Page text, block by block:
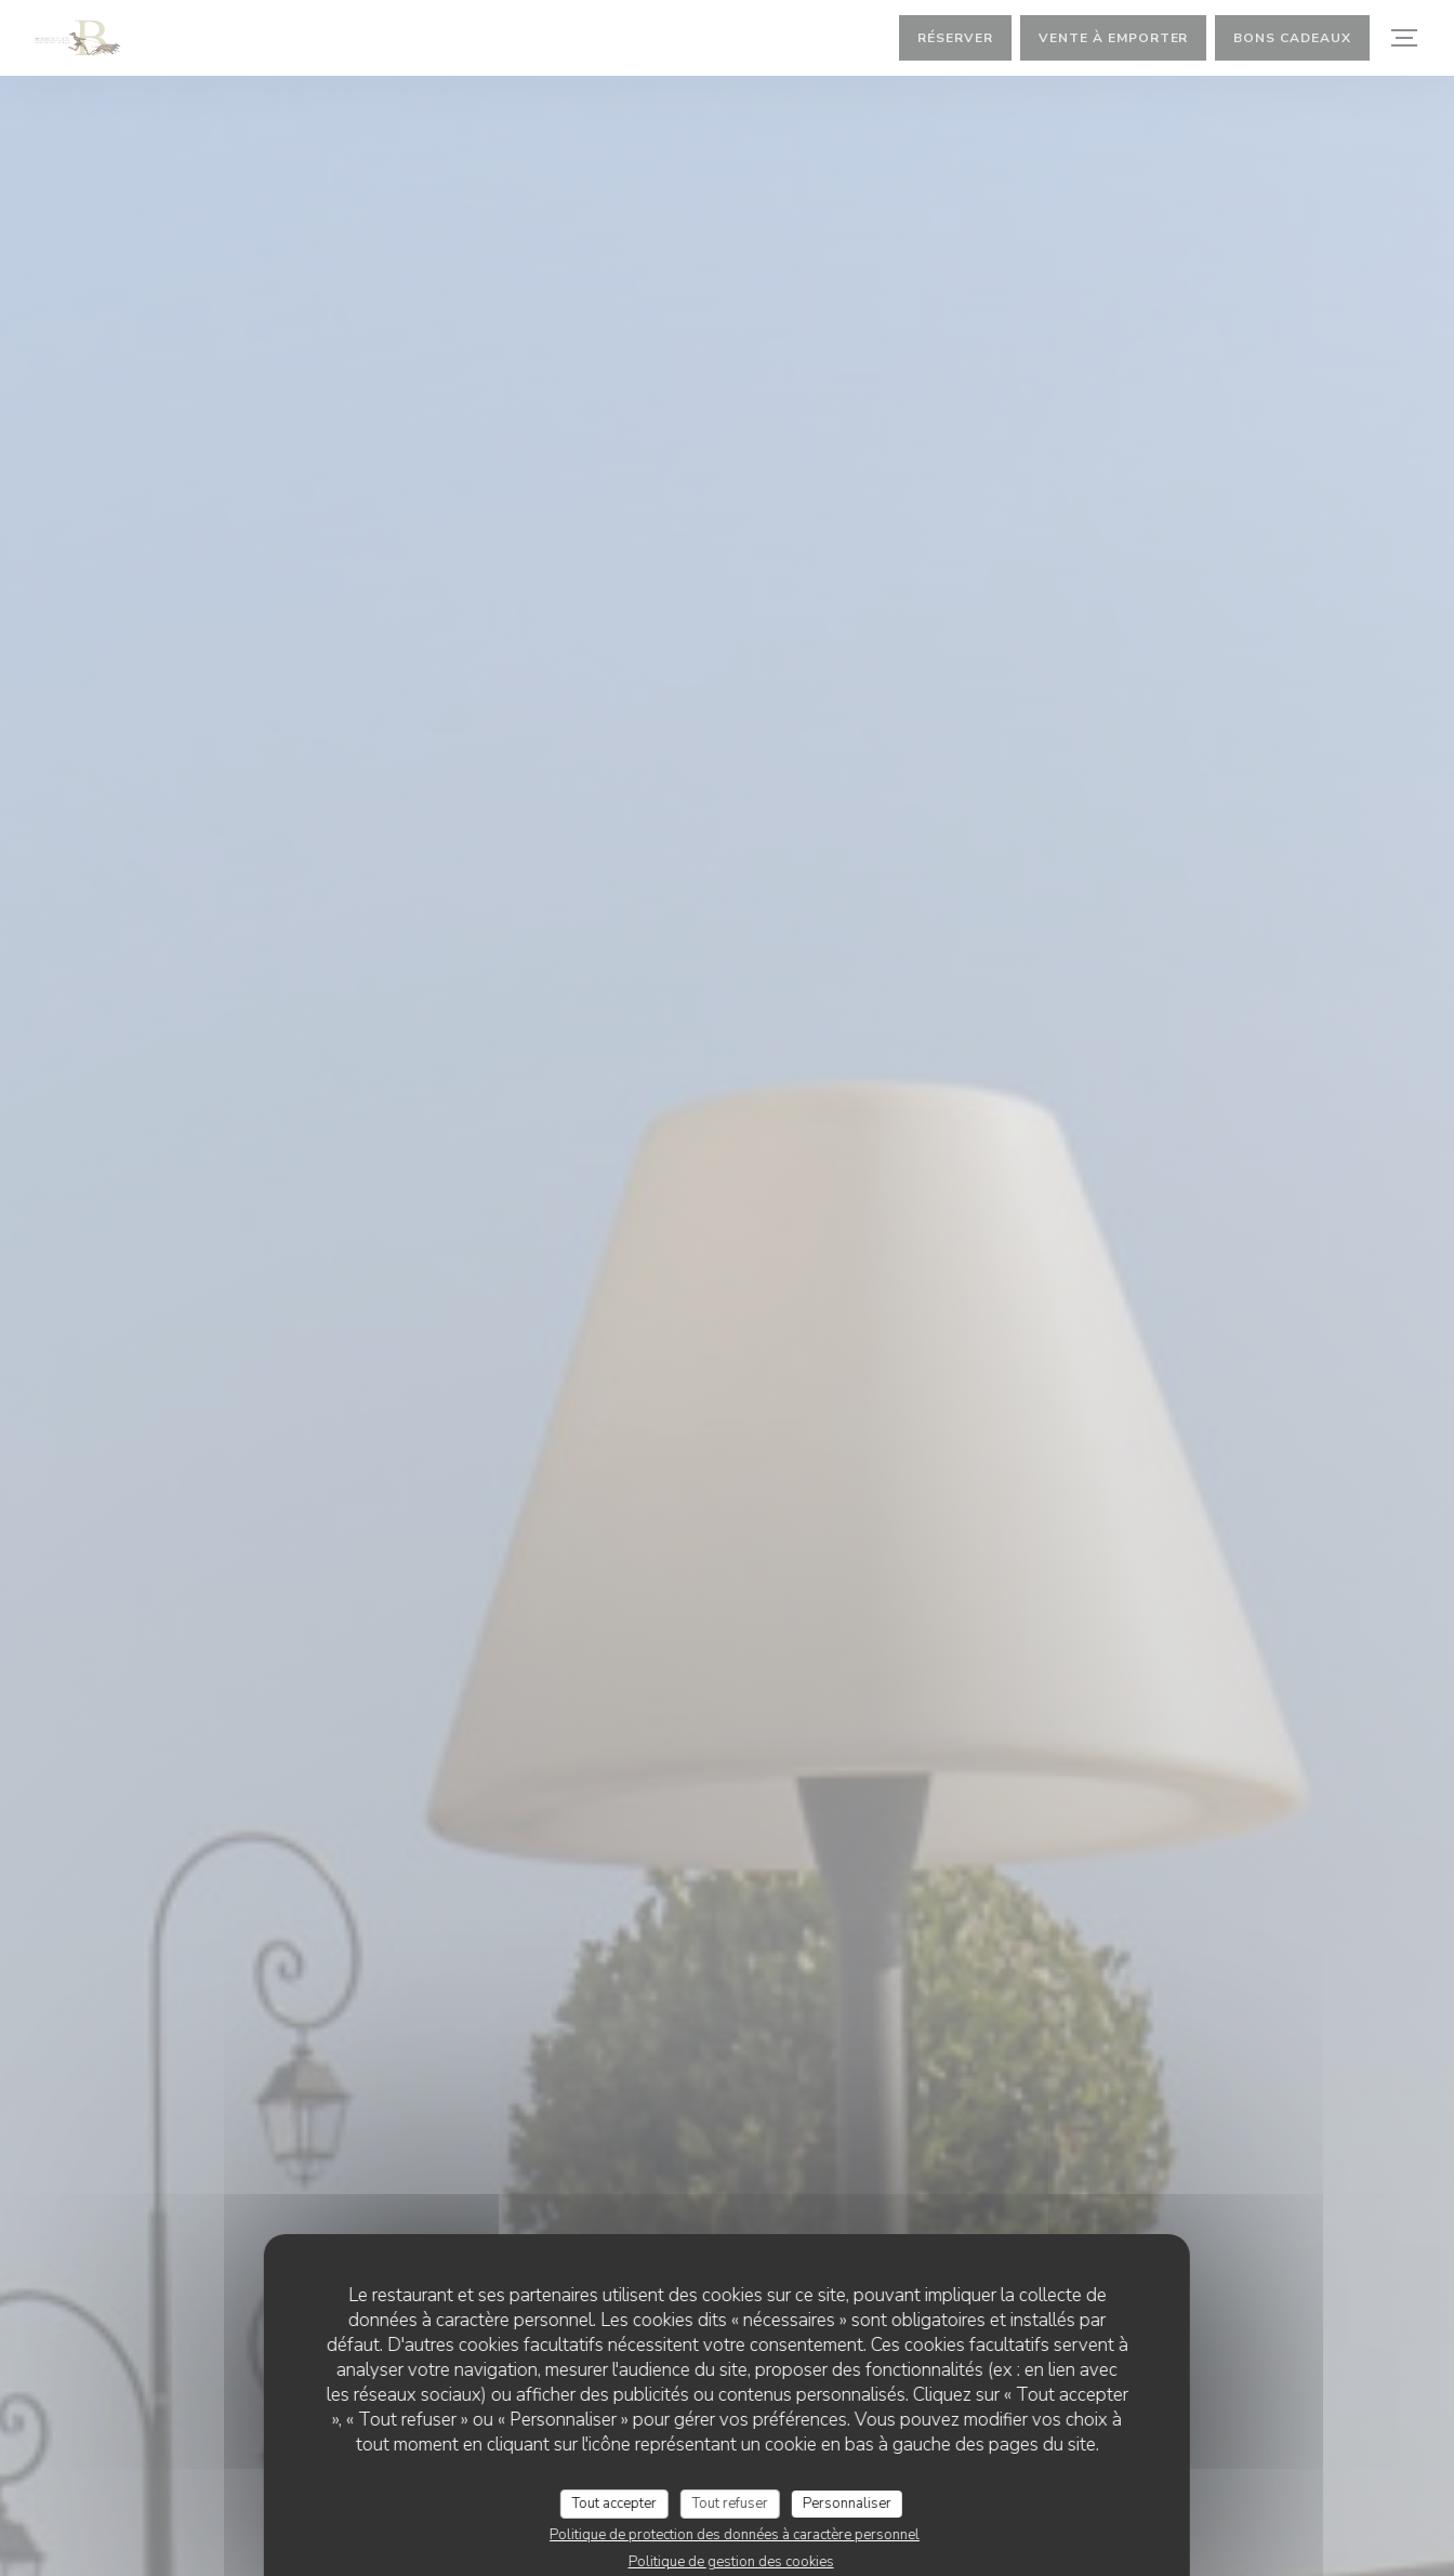
Le restaurant et ses partenaires utilisent des cookies sur ce site, pouvant impliquer la collecte de
données à caractère personnel. Les cookies dits « nécessaires » sont obligatoires et installés par
défaut. D'autres cookies facultatifs nécessitent votre consentement. Ces cookies facultatifs servent à
analyser votre navigation, mesurer l'audience du site, proposer des fonctionnalités (ex : en lien avec
les réseaux sociaux) ou afficher des publicités ou contenus personnalisés. Cliquez sur « Tout accepter
», « Tout refuser » ou « Personnaliser » pour gérer vos préférences. Vous pouvez modifier vos choix à
tout moment en cliquant sur l'icône représentant un cookie en bas à gauche des pages du site.
Tout accepter Tout refuser
Personnaliser
Politique de protection des données à caractère personnel
Politique de gestion des cookies
RÉSERVER VENTE À EMPORTER BONS CADEAUX
BRASSERIE• SAINT GERMAIN EN LAYE
Brasserie du Théâtre
RÉSERVER VENTE À EMPORTER